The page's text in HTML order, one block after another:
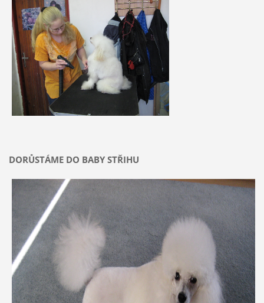
DORŮSTÁME DO BABY STŘIHU